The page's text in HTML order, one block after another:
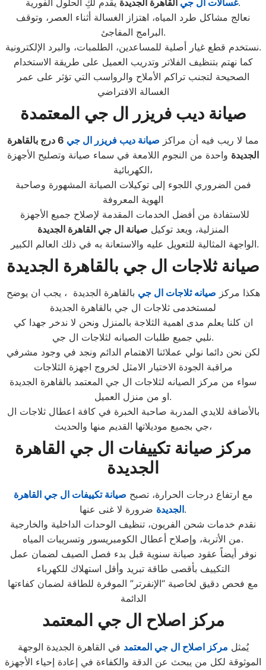
غسالات ال جي القاهرة الجديدة
يقدم لكِ الحلول الفورية.
نعالج مشاكل طرد المياه، اهتزاز الغسالة أثناء العصر، وتوقف
البرامج المفاجئ.
نستخدم قطع غيار أصلية للمساعدين، الطلمبات، والبرد الإلكترونية.
كما نهتم بتنظيف الفلاتر وتدريب العميل على طريقة الاستخدام
الصحيحة لتجنب تراكم الأملاح والرواسب التي تؤثر على عمر
الغسالة الافتراضي
صيانة ديب فريزر ال جي المعتمدة
مما لا ريب فيه أن مراكز صيانة ديب فريزر ال جي
درج بالقاهرة
الجديدة واحدة من النجوم اللامعة في سماء صيانة وتصليح الأجهزة
الكهربائية،
فمن الضروري اللجوء إلى توكيلات الصيانة المشهورة وصاحبة
الهوية المعروفة
المنزلية، ويعد توكيل صيانة ال جي القاهرة الجديدة
الواجهة المثالية للتعويل عليه والاستعانة به في ذلك العالم الكبير.
صيانة ثلاجات ال جي بالقاهرة الجديدة
هكذا مركز صيانه ثلاجات ال جي بالقاهرة الجديدة ، يجب ان يوضح
لمستخدمى ثلاجات ال جي بالقاهرة الجديدة
ان كلنا يعلم مدى اهمية الثلاجة بالمنزل ونحن لا ندخر جهدا كي
نلبي جميع طلبات الصيانه لثلاجات ال جي.
لكن نحن دائما نولي عملائنا الاهتمام الدائم ونجد في وجود مشرفي
مراقبة الجودة الاختيار الامثل لخروج اجهزة الثلاجات
سواء من مركز الصيانه لثلاجات ال جي المعتمد بالقاهرة الجديدة
او من منزل العميل.
بالأضافة للايدي المدربة صاحبة الخبرة في كافة اعطال ثلاجات ال
جي بجميع موديلاتها القديم منها والحديث،
مركز صيانة تكييفات ال جي القاهرة
الجديدة
مع ارتفاع درجات الحرارة، تصبح صيانة تكييفات ال جي القاهرة
الجديدةضرورة لا غنى عنها.
نقدم خدمات شحن الفريون، تنظيف الوحدات الداخلية والخارجية
من الأتربة، وإصلاح أعطال الكومبريسور وتسريبات المياه.
نوفر أيضاً عقود صيانة سنوية قبل بدء فصل الصيف لضمان عمل
التكييف بأقصى طاقة تبريد وأقل استهلاك للكهرباء
مع فحص دقيق لخاصية “الإنفرتر” الموفرة للطاقة لضمان كفاءتها
الدائمة
مركز اصلاح ال جي المعتمد
يُمثل مركز اصلاح ال جي المعتمد في القاهرة الجديدة الوجهة
الموثوقة لكل من يبحث عن الدقة والكفاءة في إعادة إحياء الأجهزة